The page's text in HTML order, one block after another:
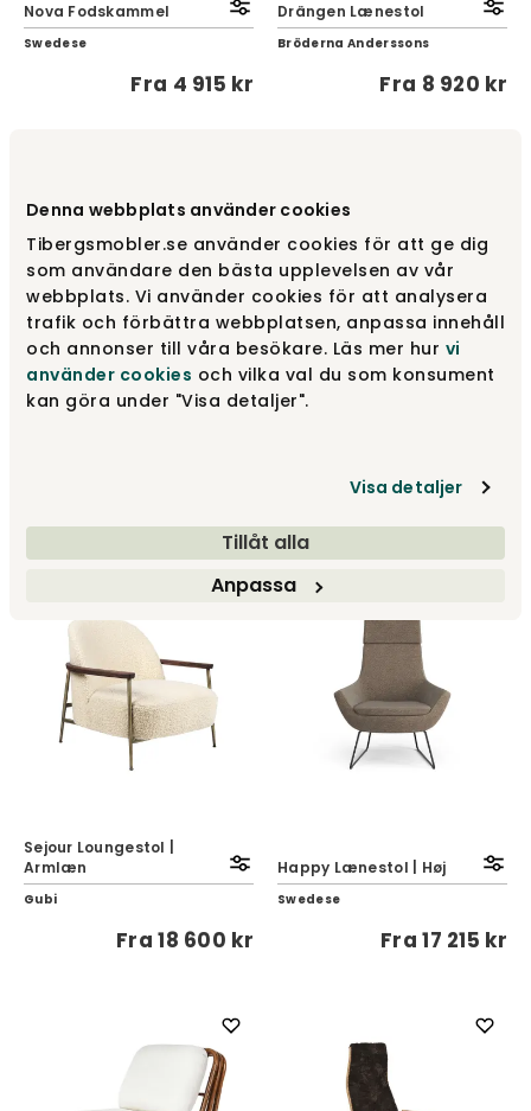
Denna webbplats använder cookies
Tibergsmobler.se använder cookies för att ge dig
som användare den bästa upplevelsen av vår
webbplats. Vi använder cookies för att analysera
trafik och förbättra webbplatsen, anpassa innehåll
och annonser till våra besökare. Läs mer hur vi
använder cookies och vilka val du som konsument
kan göra under "Visa detaljer".
Visa detaljer
Tillåt alla
Anpassa
Nova Fodskammel
Swedese
Fra 4 915 kr
Drängen Lænestol
Bröderna Anderssons
Fra 8 920 kr
Sejour Loungestol |
Armlæn
Gubi
Fra18 600 kr
Happy Lænestol | Høj
Swedese
Fra17 215 kr